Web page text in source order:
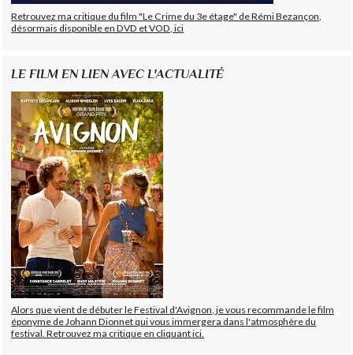
Retrouvez ma critique du film "Le Crime du 3e étage" de Rémi Bezançon,
désormais disponible en DVD et VOD, ici
LE FILM EN LIEN AVEC L'ACTUALITÉ
Alors que vient de débuter le Festival d'Avignon, je vous recommande le film
éponyme de Johann Dionnet qui vous immergera dans l'atmosphère du
festival. Retrouvez ma critique en cliquant ici.